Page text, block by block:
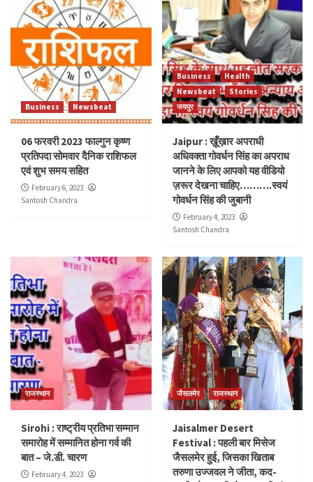
Business Newsbeat
06 फरवरी 2023 फाल्गुन कृष्ण
प्रतिपदा सोमवार दैनिक राशिफल
एवं शुभ समय सहित
February 6, 2023
Santosh Chandra
Business
Health
Newsbeat
Stories
जयपुर
Jaipur : ख़ूँख़ार अपराधी
अधिवक्ता गोवर्धन सिंह का अपराध
जानने के लिए आपको यह वीडियो
ज़रूर देखना चाहिए……….स्वयं
गोवर्धन सिंह की जुबानी
February 4, 2023
Santosh Chandra
राजस्थान
Sirohi : राष्ट्रीय प्रतिभा सम्मान
समारोह में सम्मानित होना गर्व की
बात – जे.डी. चारण
February 4, 2023
जैसलमेर राजस्थान
Jaisalmer Desert
Festival : पहली बार मिसेज
जैसलमेर हुई, जिसका खिताब
तरुणा उज्जवल ने जीता, कद-